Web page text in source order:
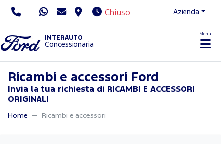
Chiuso Azienda
INTERAUTO
Concessionaria
Menu
Ricambi e accessori Ford
Invia la tua richiesta di RICAMBI E ACCESSORI
ORIGINALI
Home Ricambi e accessori